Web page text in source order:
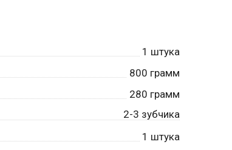
1 штука
800 грамм
280 грамм
2-3 зубчика
1 штука